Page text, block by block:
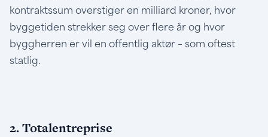
kontraktssum overstiger en milliard kroner, hvor
byggetiden strekker seg over flere år og hvor
byggherren er vil en offentlig aktør – som oftest
statlig.
2. Totalentreprise